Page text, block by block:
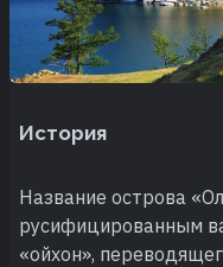
История
Название острова
русифицированным
«ойхон»,